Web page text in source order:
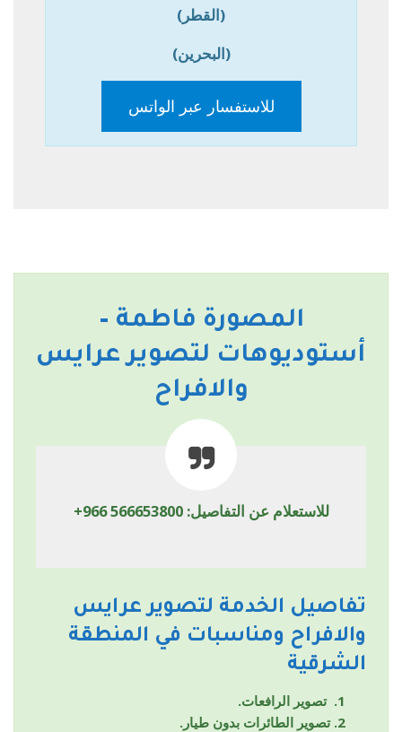
(القطر)
(البحرين)
للاستفسار عبر الواتس
المصورة فاطمة –
أستوديوهات لتصوير عرايس
والافراح
للاستعلام عن التفاصيل:+966 566653800
تفاصيل الخدمة لتصوير عرايس
والافراح ومناسبات في المنطقة
الشرقية
تصوير الرافعات.
تصوير الطائرات بدون طيار.